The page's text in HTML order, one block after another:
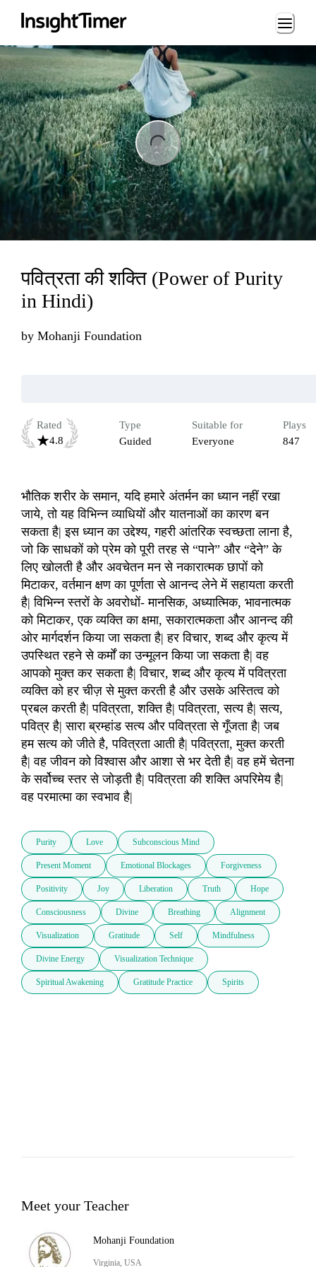
Loading...
पवित्रता की शक्ति (Power of Purity
in Hindi)
by Mohanji Foundation
Rated
4.8
Type
Guided
Suitable for
Everyone
Plays
847
भौतिक शरीर के समान, यदि हमारे अंतर्मन का ध्यान नहीं रखा
जाये, तो यह विभिन्न व्याधियों और यातनाओं का कारण बन
सकता है| इस ध्यान का उद्देश्य, गहरी आंतरिक स्वच्छता लाना है,
जो कि साधकों को प्रेम को पूरी तरह से “पाने” और “देने” के
लिए खोलती है और अवचेतन मन से नकारात्मक छापों को
मिटाकर, वर्तमान क्षण का पूर्णता से आनन्द लेने में सहायता करती
है| विभिन्न स्तरों के अवरोधों- मानसिक, अध्यात्मिक, भावनात्मक
को मिटाकर, एक व्यक्ति का क्षमा, सकारात्मकता और आनन्द की
ओर मार्गदर्शन किया जा सकता है| हर विचार, शब्द और कृत्य में
उपस्थित रहने से कर्मों का उन्मूलन किया जा सकता है| वह
आपको मुक्त कर सकता है| विचार, शब्द और कृत्य में पवित्रता
व्यक्ति को हर चीज़ से मुक्त करती है और उसके अस्तित्व को
प्रबल करती है| पवित्रता, शक्ति है| पवित्रता, सत्य है| सत्य,
पवित्र है| सारा ब्रम्हांड सत्य और पवित्रता से गूँजता है| जब
हम सत्य को जीते है, पवित्रता आती है| पवित्रता, मुक्त करती
है| वह जीवन को विश्वास और आशा से भर देती है| वह हमें चेतना
के सर्वोच्च स्तर से जोड़ती है| पवित्रता की शक्ति अपरिमेय है|
वह परमात्मा का स्वभाव है|
Purity Love Subconscious Mind
Present Moment Emotional Blockages Forgiveness
Positivity Joy Liberation Truth Hope
Consciousness Divine Breathing Alignment
Visualization Gratitude Self Mindfulness
Divine Energy Visualization Technique
Spiritual Awakening Gratitude Practice Spirits
Meet your Teacher
Mohanji Foundation
Virginia, USA